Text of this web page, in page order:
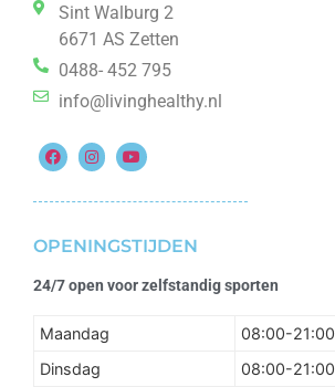
Sint Walburg 2
6671 AS Zetten
0488- 452 795
info@livinghealthy.nl
OPENINGSTIJDEN
24/7 open voor zelfstandig sporten
Maandag
08:00-21:00
Dinsdag
08:00-21:00